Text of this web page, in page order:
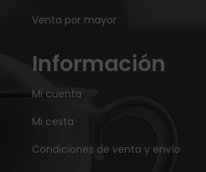
Venta por mayor
Información
Mi cuenta
Mi cesta
Condiciones de venta y envío